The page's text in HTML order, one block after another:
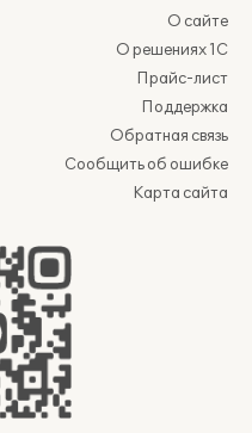
О сайте
О решениях 1С
Прайс-лист
Поддержка
Обратная связь
Сообщить об ошибке
Карта сайта